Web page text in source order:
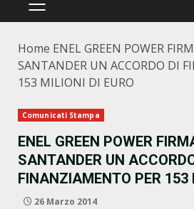
PRIMÄRES
Home ENEL GREEN POWER
SANTANDER UN ACCORDO DI
153 MILIONI DI EURO
Comunicati Stampa
ENEL GREEN POWER
SANTANDER UN
FINANZIAMENTO PER 153
26 Marzo 2014